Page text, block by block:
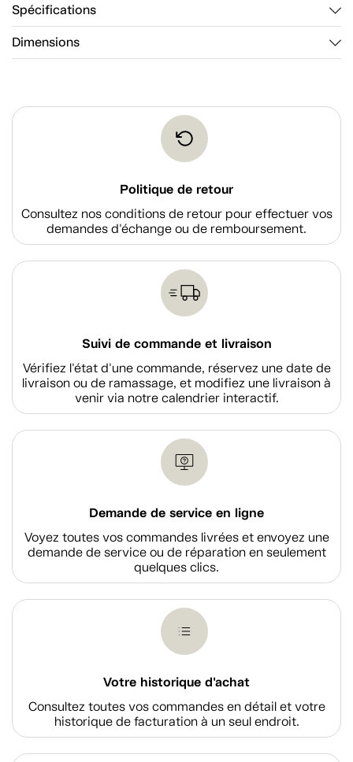
Spécifications
Dimensions
Politique de retour
Consultez nos conditions de retour pour effectuer vos
demandes d'échange ou de remboursement.
Suivi de commande et livraison
Vérifiez l'état d'une commande, réservez une date de
livraison ou de ramassage, et modifiez une livraison à
venir via notre calendrier interactif.
Demande de service en ligne
Voyez toutes vos commandes livrées et envoyez une
demande de service ou de réparation en seulement
quelques clics.
Votre historique d'achat
Consultez toutes vos commandes en détail et votre
historique de facturation à un seul endroit.